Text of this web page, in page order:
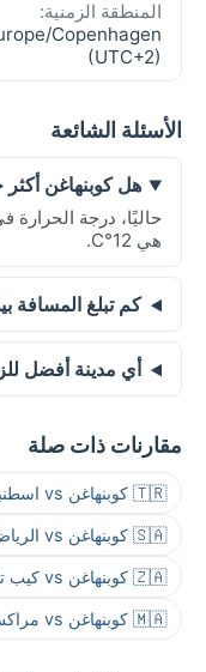
المنطقة الزمنية:
Copenhagen
(UTC+2)
الأسئلة الشائعة
هل كوبنهاغن
هي 12°C.
كم تبلغ المسافة
أي مدينة أفضل
مقارنات ذات صلة
🇹🇷 كوبنهاغن vs اسطنبول
🇸🇦 كوبنهاغن vs الرياض
🇿🇦 كوبنهاغن vs كيب تاون
🇲🇦 كوبنهاغن vs مراكش